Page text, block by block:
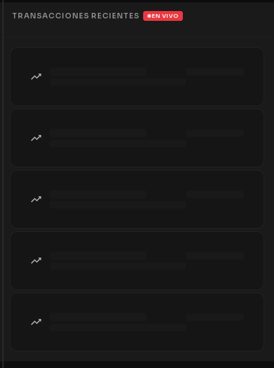
TRANSACCIONES RECIENTES EN VIVO